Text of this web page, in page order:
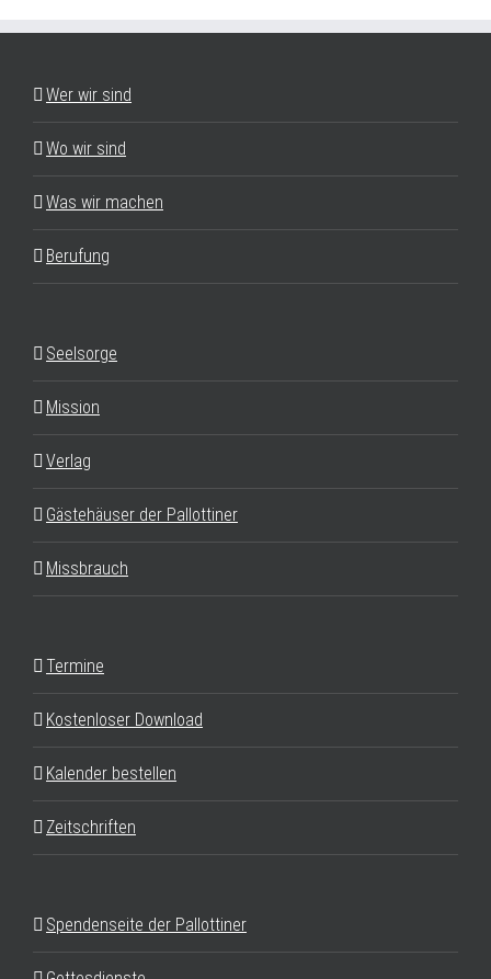
Wer wir sind
Wo wir sind
Was wir machen
Berufung
Seelsorge
Mission
Verlag
Gästehäuser der Pallottiner
Missbrauch
Termine
Kostenloser Download
Kalender bestellen
Zeitschriften
Spendenseite der Pallottiner